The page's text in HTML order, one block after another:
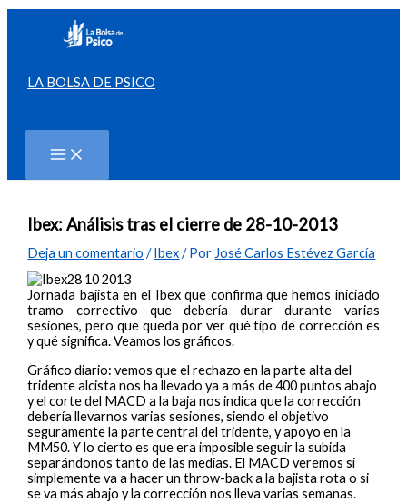
contenido
LA BOLSA DE PSICO
Ibex: Análisis tras el cierre de 28-10-2013
Deja un comentario /Ibex/ Por José Carlos Estévez García
Jornada bajista en el Ibex que confirma que hemos iniciado
tramo correctivo que debería durar durante varias
sesiones, pero que queda por ver qué tipo de corrección es
y qué significa. Veamos los gráficos.
Gráfico diario: vemos que el rechazo en la parte alta del
tridente alcista nos ha llevado ya a más de 400 puntos abajo
y el corte del MACD a la baja nos indica que la corrección
debería llevarnos varias sesiones, siendo el objetivo
seguramente la parte central del tridente, y apoyo en la
MM50. Y lo cierto es que era imposible seguir la subida
separándonos tanto de las medias. El MACD veremos si
simplemente va a hacer un throw-back a la bajista rota o si
se va más abajo y la corrección nos lleva varias semanas.